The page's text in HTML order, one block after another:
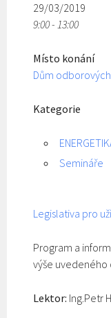
29/03/2019
9:00 - 13:00
Místo konání
Dům
Kategorie
Semináře
Legislativa pro
Program a
výše uvedeného
Lektor: Ing.Petr